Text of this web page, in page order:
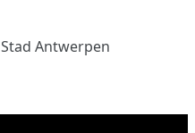
Stad Antwerpen